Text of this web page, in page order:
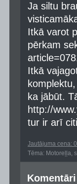
Ja siltu
Itkā varot
pērkam
Itkā
ka jābūt.
http://
tur ir arī
Jautājuma cena:
Tēma: Motoreļļa,